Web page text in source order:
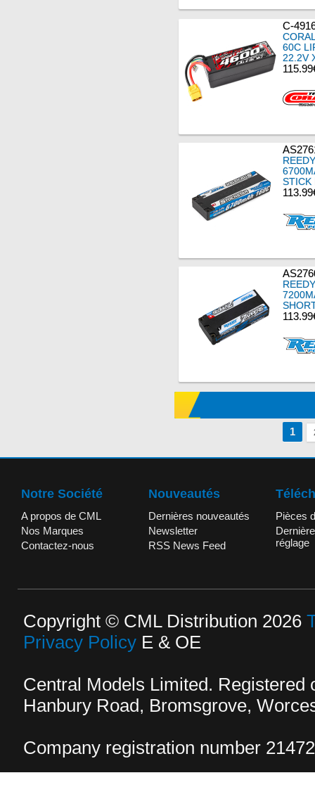
C-
60C
22.2V
STICK
1
Notre Société
A propos de CML
Nos Marques
Contactez-nous
Nouveautés
Dernières nouveautés
Newsletter
RSS News Feed
Pièces
réglage
Copyright © CML Distribution 2026
Privacy Policy E & OE
Central Models Limited. Registered
Hanbury Road, Bromsgrove,
Company registration number